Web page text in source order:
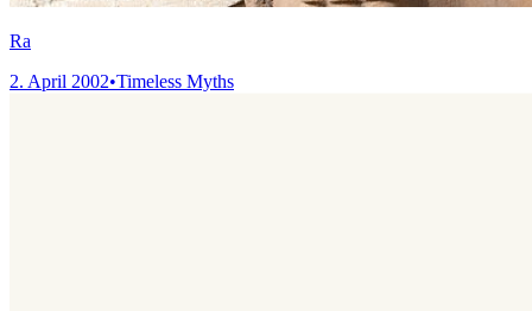
Ra
2. April 2002•Timeless Myths